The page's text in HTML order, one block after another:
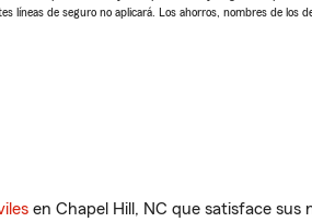
líneas de seguro no aplicará. Los ahorros, nombres de los
en Chapel Hill, NC que satisface sus